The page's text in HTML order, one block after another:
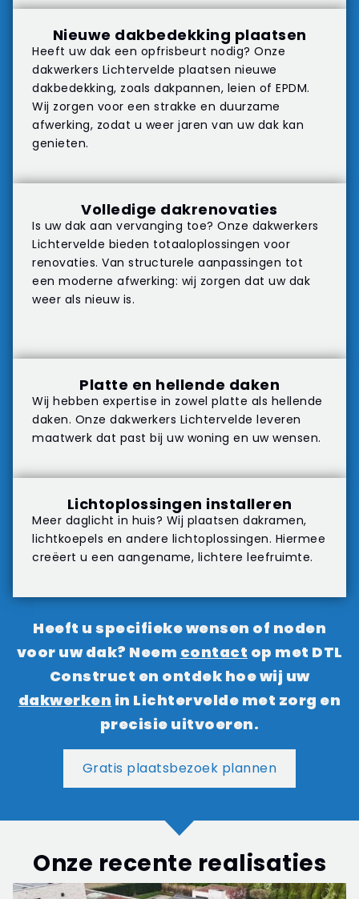
Nieuwe dakbedekking plaatsen
Heeft uw dak een opfrisbeurt nodig? Onze
dakwerkers Lichtervelde plaatsen nieuwe
dakbedekking, zoals dakpannen, leien of EPDM.
Wij zorgen voor een strakke en duurzame
afwerking, zodat u weer jaren van uw dak kan
genieten.
Volledige dakrenovaties
Is uw dak aan vervanging toe? Onze dakwerkers
Lichtervelde bieden totaaloplossingen voor
renovaties. Van structurele aanpassingen tot
een moderne afwerking: wij zorgen dat uw dak
weer als nieuw is.
Platte en hellende daken
Wij hebben expertise in zowel platte als hellende
daken. Onze dakwerkers Lichtervelde leveren
maatwerk dat past bij uw woning en uw wensen.
Lichtoplossingen installeren
Meer daglicht in huis? Wij plaatsen dakramen,
lichtkoepels en andere lichtoplossingen. Hiermee
creëert u een aangename, lichtere leefruimte.
Heeft u specifieke wensen of noden
voor uw dak? Neem contact op met DTL
Construct en ontdek hoe wij uw
dakwerken in Lichtervelde met zorg en
precisie uitvoeren.
Gratis plaatsbezoek plannen
Onze recente realisaties